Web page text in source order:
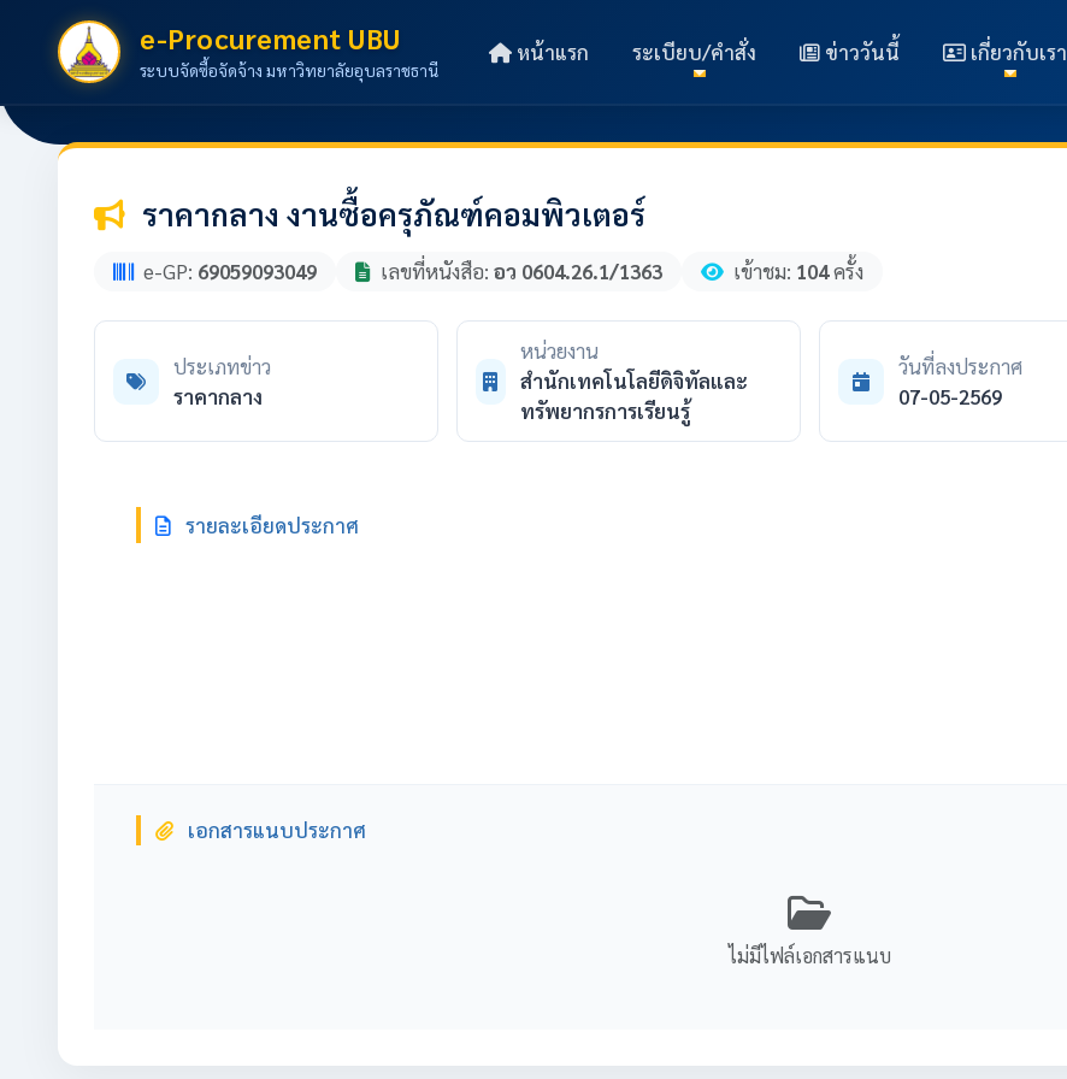
e-Procurement UBU
ระบบจัดซื้อจัดจ้าง มหาวิทยาลัยอุบลราชธานี
หน้าแรก ระเบียบ/คำสั่ง ข่าววันนี้ เกี่ยวกับเรา
ราคากลาง งานซื้อครุภัณฑ์คอมพิวเตอร์
e-GP: 69059093049 เลขที่หนังสือ: อว 0604.26.1/1363 เข้าชม: 104ครั้ง
ประเภทข่าว
ราคากลาง
หน่วยงาน
สำนักเทคโนโลยีดิจิทัลและ
ทรัพยากรการเรียนรู้
วันที่ลงประกาศ
07-05-2569
รายละเอียดประกาศ
เอกสารแนบประกาศ
ไม่มีไฟล์เอกสารแนบ